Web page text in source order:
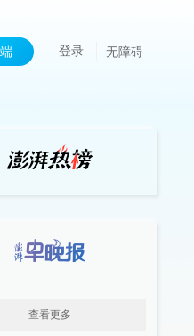
登录 无障碍
查看更多